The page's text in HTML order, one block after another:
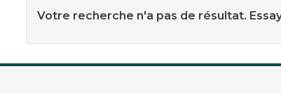
Votre recherche n'a pas de résultat.